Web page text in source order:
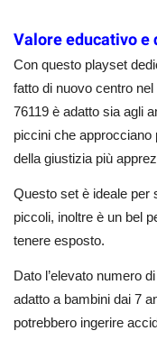
Valore educativo e
Con questo playset
fatto di nuovo centro
76119 è adatto sia agli
piccini che approcciano
della giustizia più
Questo set è ideale per
piccoli, inoltre è un bel
tenere esposto.
Dato l’elevato numero
adatto a bambini dai 7
potrebbero ingerire